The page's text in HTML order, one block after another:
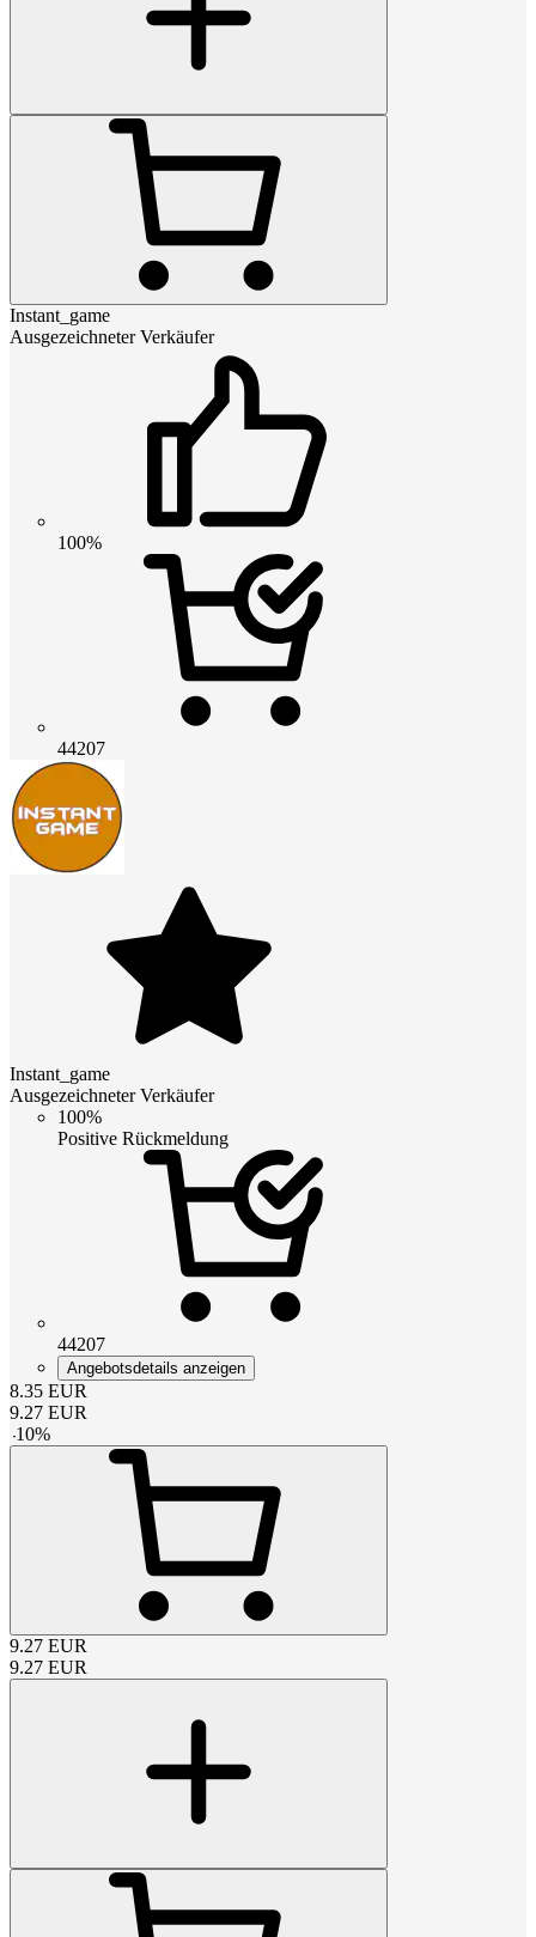
Instant_game
Ausgezeichneter Verkäufer
100%
44207
Instant_game
Ausgezeichneter Verkäufer
100%
Positive Rückmeldung
44207
Angebotsdetails anzeigen
8.35 EUR
9.27 EUR
-10%
9.27 EUR
9.27 EUR